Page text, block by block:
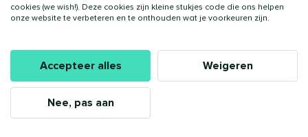
cookies (we wish!). Deze cookies zijn kleine stukjes code die ons helpen
onze website te verbeteren en te onthouden wat je voorkeuren zijn.
Accepteer alles Weigeren
Nee, pas aan